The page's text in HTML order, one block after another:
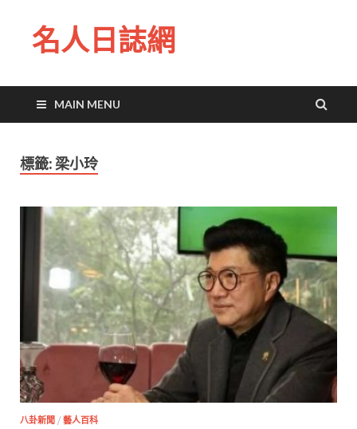
名人日誌網
MAIN MENU
標籤: 梁小玲
八卦新聞 / 藝人百科